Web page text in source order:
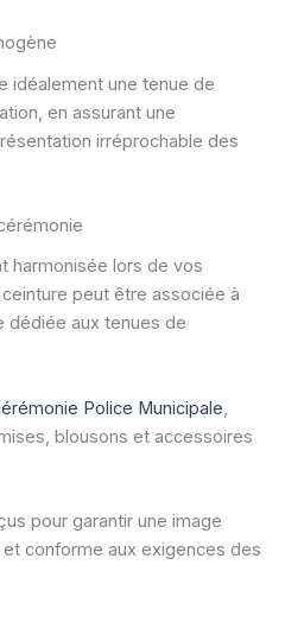
idéalement une tenue de
en assurant une
irréprochable des
harmonisée lors de vos
peut être associée à
dédiée aux tenues de
Police Municipale
blousons et accessoires
pour garantir une image
conforme aux exigences des